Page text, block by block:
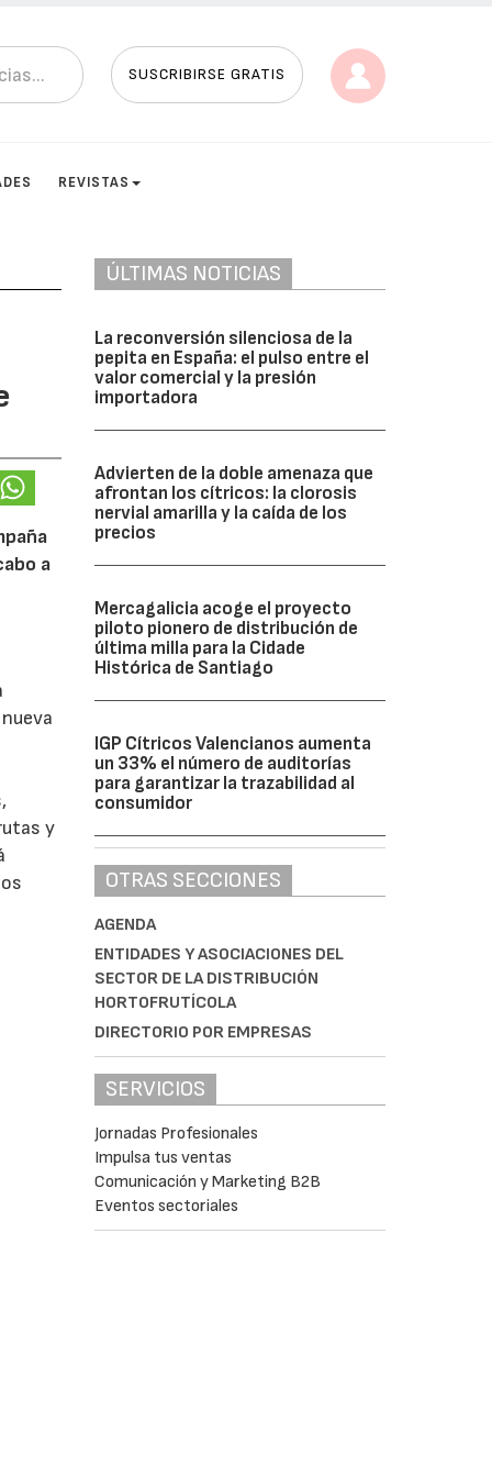
SUSCRIBIRSE GRATIS
REVISTAS
a
y
ÚLTIMAS NOTICIAS
La reconversión silenciosa de la
pepita en España: el pulso entre el
valor comercial y la presión
importadora
Advierten de la doble amenaza que
afrontan los cítricos: la clorosis
nervial amarilla y la caída de los
precios
Mercagalicia acoge el proyecto
piloto pionero de distribución de
última milla para la Cidade
Histórica de Santiago
IGP Cítricos Valencianos aumenta
un 33% el número de auditorías
para garantizar la trazabilidad al
consumidor
OTRAS SECCIONES
AGENDA
ENTIDADES Y ASOCIACIONES DEL
SECTOR DE LA DISTRIBUCIÓN
HORTOFRUTÍCOLA
DIRECTORIO POR EMPRESAS
SERVICIOS
Jornadas Profesionales
Impulsa tus ventas
Comunicación y Marketing B2B
Eventos sectoriales